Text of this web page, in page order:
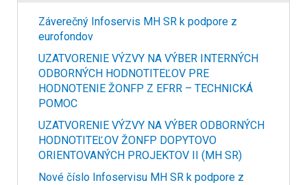
Záverečný Infoservis MH SR k podpore z
eurofondov
UZATVORENIE VÝZVY NA VÝBER INTERNÝCH
ODBORNÝCH HODNOTITEĽOV PRE
HODNOTENIE ŽONFP Z EFRR – TECHNICKÁ
POMOC
UZATVORENIE VÝZVY NA VÝBER ODBORNÝCH
HODNOTITEĽOV ŽONFP DOPYTOVO
ORIENTOVANÝCH PROJEKTOV II (MH SR)
Nové číslo Infoservisu MH SR k podpore z